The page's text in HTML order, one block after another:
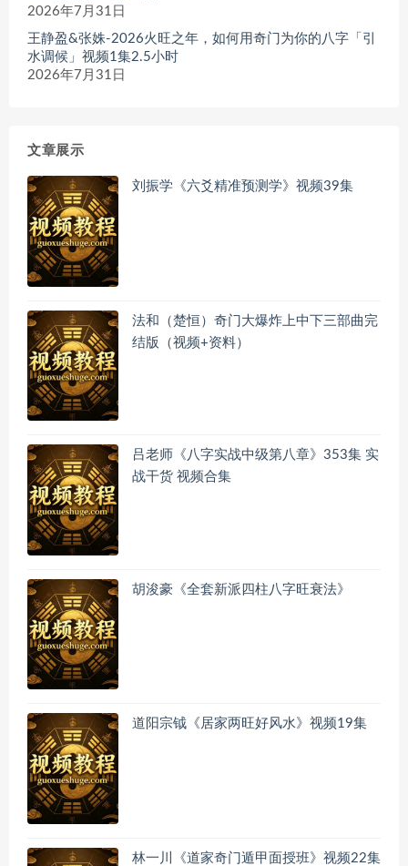
2026年7月31日
王静盈&张姝-2026火旺之年，如何用奇门为你的八字「引
水调候」视频1集2.5小时
2026年7月31日
文章展示
刘振学《六爻精准预测学》视频39集
法和（楚恒）奇门大爆炸上中下三部曲完
结版（视频+资料）
吕老师《八字实战中级第八章》353集 实
战干货 视频合集
胡浚豪《全套新派四柱八字旺衰法》
道阳宗钺《居家两旺好风水》视频19集
林一川《道家奇门遁甲面授班》视频22集